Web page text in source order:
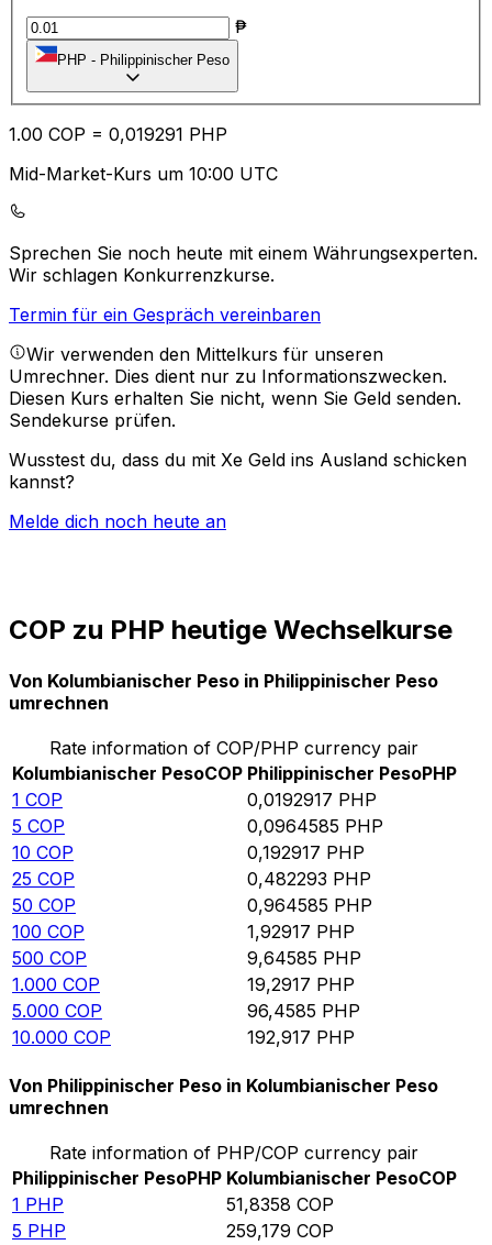
₱
PHP - Philippinischer Peso
1.00 COP = 0,019291 PHP
Mid-Market-Kurs um 10:00 UTC
Sprechen Sie noch heute mit einem Währungsexperten.
Wir schlagen Konkurrenzkurse.
Termin für ein Gespräch vereinbaren
Wir verwenden den Mittelkurs für unseren
Umrechner. Dies dient nur zu Informationszwecken.
Diesen Kurs erhalten Sie nicht, wenn Sie Geld senden.
Sendekurse prüfen.
Wusstest du, dass du mit Xe Geld ins Ausland schicken
kannst?
Melde dich noch heute an
COP zu PHP heutige Wechselkurse
Von Kolumbianischer Peso in Philippinischer Peso
umrechnen
Rate information of COP/PHP currency pair
Kolumbianischer PesoCOP Philippinischer PesoPHP
1 COP 0,0192917 PHP
5 COP 0,0964585 PHP
10 COP 0,192917 PHP
25 COP 0,482293 PHP
50 COP 0,964585 PHP
100 COP 1,92917 PHP
500 COP 9,64585 PHP
1.000 COP 19,2917 PHP
5.000 COP 96,4585 PHP
10.000 COP 192,917 PHP
Von Philippinischer Peso in Kolumbianischer Peso
umrechnen
Rate information of PHP/COP currency pair
Philippinischer PesoPHP Kolumbianischer PesoCOP
1 PHP 51,8358 COP
5 PHP 259,179 COP